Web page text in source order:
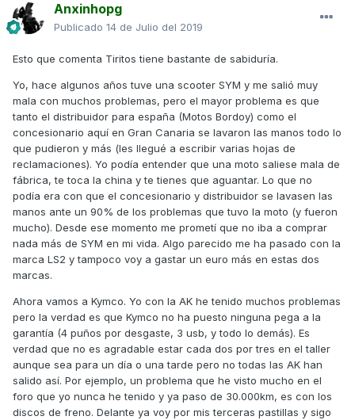
correa se me ha doblado vete a saber como. Además las
gomas del cierre de las guanteras ya están agrietándose.
de mi casa, y el otro día me di una vuelta y me gustaron las
nuevas C400 porque al fin y al cabo el uso que le doy a la
moto es urbano. Me ofrecieron probar la C400X y me dí una
vuelta. Evidentemente no se puede comparar con la AK
porque es otro concepto distino, pero me pareció un moto
muy muy muy bien terminada, los plásticos de calidad
infinitamente superior a la AK, la moto muy robusta y mucha
tecnología. El motor fino y con poco consumo. La
protección aerodinámica justita por no decir mala, y el
punto negativo con diferencia el hueco del asiento que en
marcha no entra un casco integral, solo parado.
En la BMW me ofrecen 6500€ por mi Ak, y la C400x con
todos los extras poniendo 1500€ más. Entiendo que el
cambio puede parecer una locura, porque la AK es mucho
mas moto. Pero después del rosario de problemas que me
ha dado y me sigue dando, y viendo que va a envejecer
muy mal, como está ocurriendo, estoy planteándome el
cambio. También es verdad que cuando me monto en mi AK
se me olvida la tontería y no la quiero cambiar, pero cuando
me bajo y lo pienso racionalmente, creo que debería
mandar a tomar por cu.. a Kymco definitivamente.
Anxinhopg
Publicado 14 de Julio del 2019
Esto que comenta Tiritos tiene bastante de sabiduría.
Yo, hace algunos años tuve una scooter SYM y me salió muy
mala con muchos problemas, pero el mayor problema es que
tanto el distribuidor para españa (Motos Bordoy) como el
concesionario aquí en Gran Canaria se lavaron las manos todo lo
que pudieron y más (les llegué a escribir varias hojas de
reclamaciones). Yo podía entender que una moto saliese mala de
fábrica, te toca la china y te tienes que aguantar. Lo que no
podía era con que el concesionario y distribuidor se lavasen las
manos ante un 90% de los problemas que tuvo la moto (y fueron
mucho). Desde ese momento me prometí que no iba a comprar
nada más de SYM en mi vida. Algo parecido me ha pasado con la
marca LS2 y tampoco voy a gastar un euro más en estas dos
marcas.
Ahora vamos a Kymco. Yo con la AK he tenido muchos problemas
pero la verdad es que Kymco no ha puesto ninguna pega a la
garantía (4 puños por desgaste, 3 usb, y todo lo demás). Es
verdad que no es agradable estar cada dos por tres en el taller
aunque sea para un día o una tarde pero no todas las AK han
salido así. Por ejemplo, un problema que he visto mucho en el
foro que yo nunca he tenido y ya paso de 30.000km, es con los
discos de freno. Delante ya voy por mis terceras pastillas y sigo